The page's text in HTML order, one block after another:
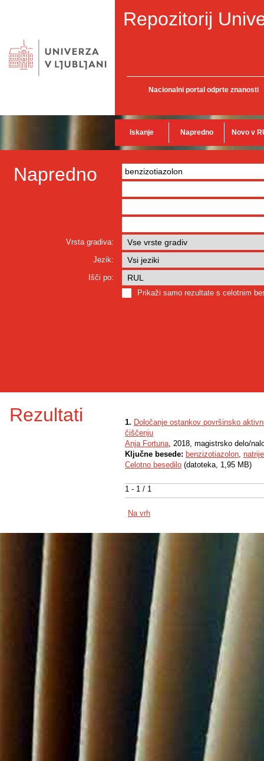
Repozitorij
Nacionalni portal odprte znanosti
Iskanje Napredno Novo v
Napredno
Vrsta gradiva:
Jezik:
Išči po:
Prikaži samo rezultate s celotnim
Rezultati
1 - 1 / 1
1. Določanje ostankov površinsko
čiščenju
Anja Fortuna, 2018, magistrsko delo/
Ključne besede: benzizotiazolon,
Celotno besedilo (datoteka, 1,95 MB)
Na vrh